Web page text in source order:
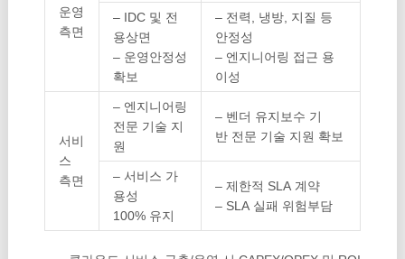
운영
측면
– IDC 및 전
용상면
– 운영안정성
확보
– 전력, 냉방, 지질 등
안정성
– 엔지니어링 접근 용
이성
서비
스
측면
– 엔지니어링
전문 기술 지
원
– 벤더 유지보수 기
반전문 기술 지원 확보
– 서비스 가
용성
100% 유지
– 제한적 SLA 계약
– SLA 실패 위험부담